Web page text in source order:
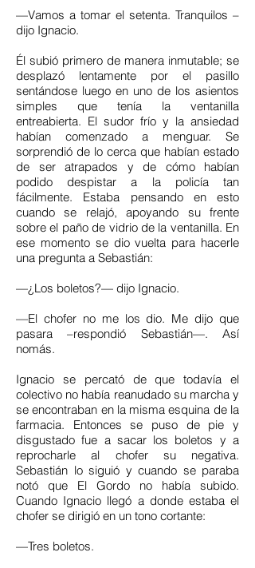
—Vamos a tomar el setenta. Tranquilos –
dijo Ignacio.
Él subió primero de manera inmutable; se
desplazó lentamente por el pasillo
sentándose luego en uno de los asientos
simples que tenía la ventanilla
entreabierta. El sudor frío y la ansiedad
habían comenzado a menguar. Se
sorprendió de lo cerca que habían estado
de ser atrapados y de cómo habían
podido despistar a la policía tan
fácilmente. Estaba pensando en esto
cuando se relajó, apoyando su frente
sobre el paño de vidrio de la ventanilla. En
ese momento se dio vuelta para hacerle
una pregunta a Sebastián:
—¿Los boletos?— dijo Ignacio.
—El chofer no me los dio. Me dijo que
pasara –respondió Sebastián—. Así
nomás.
Ignacio se percató de que todavía el
colectivo no había reanudado su marcha y
se encontraban en la misma esquina de la
farmacia. Entonces se puso de pie y
disgustado fue a sacar los boletos y a
reprocharle al chofer su negativa.
Sebastián lo siguió y cuando se paraba
notó que El Gordo no había subido.
Cuando Ignacio llegó a donde estaba el
chofer se dirigió en un tono cortante:
—Tres boletos.